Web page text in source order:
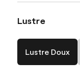
Lustre
Lustre Doux